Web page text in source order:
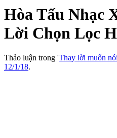
Hòa Tấu Nhạc
Lời Chọn Lọc
Thảo luận trong 'Thay lời muốn
12/1/18.